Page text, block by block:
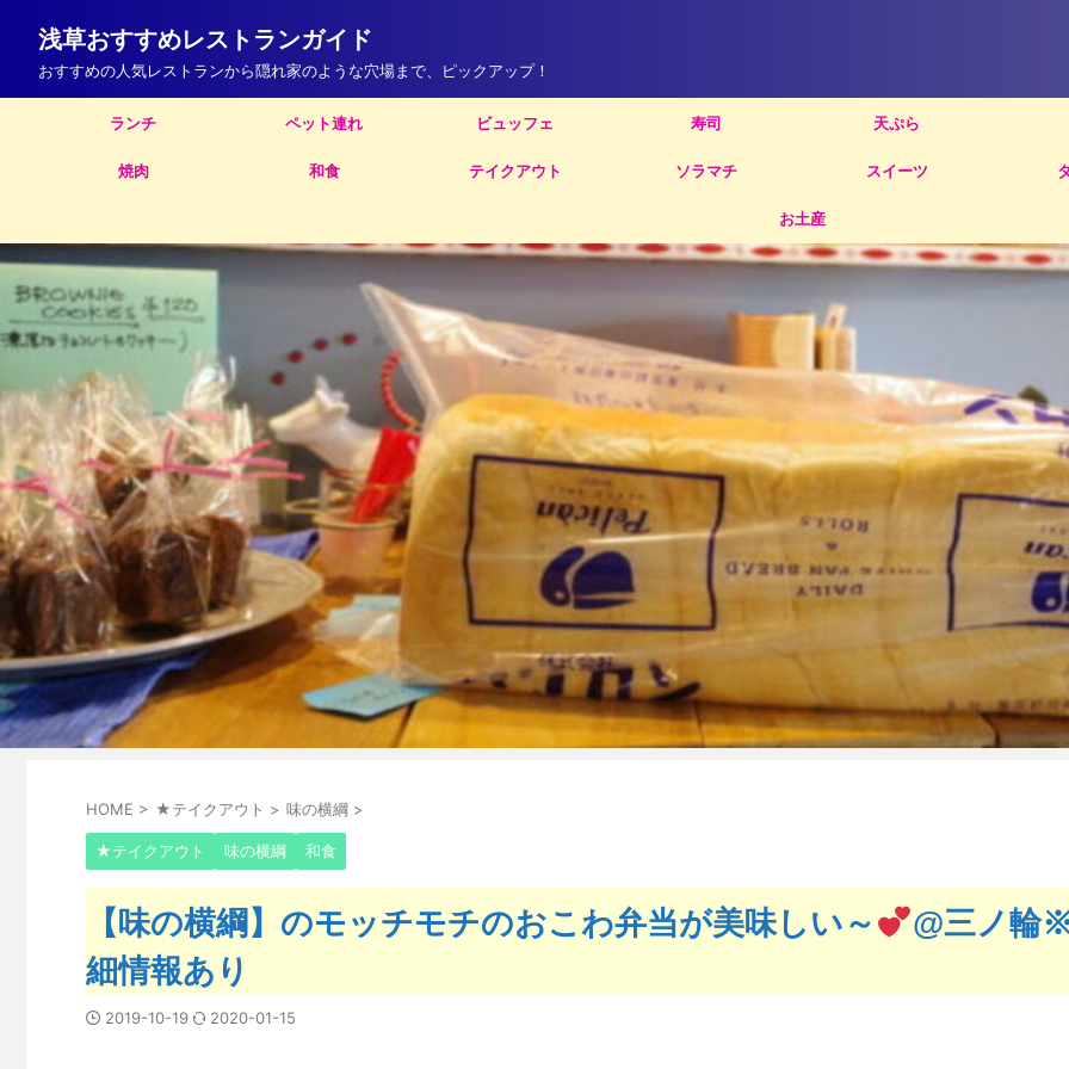
浅草おすすめレストランガイド
おすすめの人気レストランから隠れ家のような穴場まで、ピックアップ！
ランチ ペット連れ ビュッフェ 寿司 天ぷら
焼肉 和食 テイクアウト ソラマチ スイーツ
お土産
HOME > ★テイクアウト > 味の横綱 >
★テイクアウト 味の横綱 和食
【味の横綱】のモッチモチのおこわ弁当が美味しい～
@三ノ輪
細情報あり
2019-10-19 2020-01-15